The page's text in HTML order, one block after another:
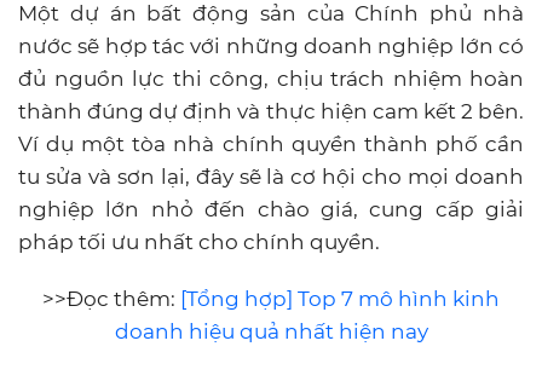
Một dự án bất động sản của Chính phủ nhà
nước sẽ hợp tác với những doanh nghiệp lớn có
đủ nguồn lực thi công, chịu trách nhiệm hoàn
thành đúng dự định và thực hiện cam kết 2 bên.
Ví dụ một tòa nhà chính quyền thành phố cần
tu sửa và sơn lại, đây sẽ là cơ hội cho mọi doanh
nghiệp lớn nhỏ đến chào giá, cung cấp giải
pháp tối ưu nhất cho chính quyền.
>>Đọc thêm: [Tổng hợp] Top 7 mô hình kinh
doanh hiệu quả nhất hiện nay